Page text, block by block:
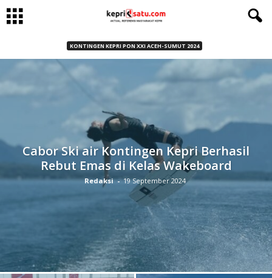
KONTINGEN KEPRI PON XXI ACEH-SUMUT 2024
Cabor Ski air Kontingen Kepri Berhasil
Rebut Emas di Kelas Wakeboard
Redaksi - 19 September 2024